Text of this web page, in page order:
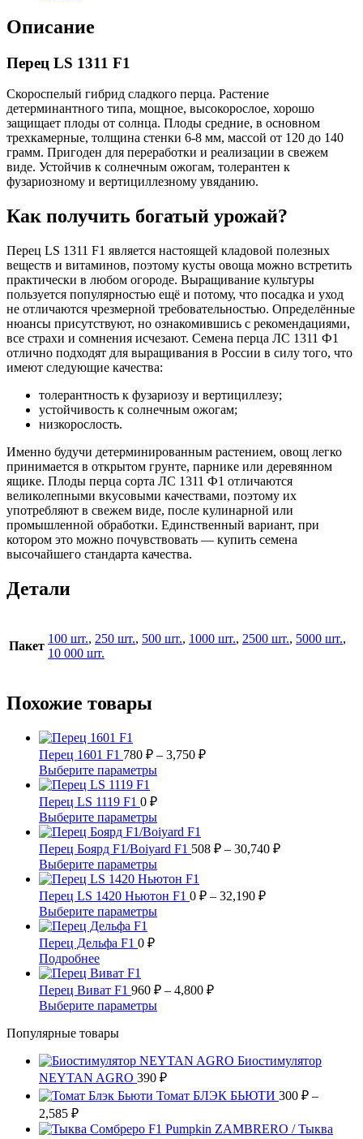
Описание
Перец LS 1311 F1
Скороспелый гибрид сладкого перца. Растение
детерминантного типа, мощное, высокорослое, хорошо
защищает плоды от солнца. Плоды средние, в основном
трехкамерные, толщина стенки 6-8 мм, массой от 120 до 140
грамм. Пригоден для переработки и реализации в свежем
виде. Устойчив к солнечным ожогам, толерантен к
фузариозному и вертициллезному увяданию.
Как получить богатый урожай?
Перец LS 1311 F1 является настоящей кладовой полезных
веществ и витаминов, поэтому кусты овоща можно встретить
практически в любом огороде. Выращивание культуры
пользуется популярностью ещё и потому, что посадка и уход
не отличаются чрезмерной требовательностью. Определённые
нюансы присутствуют, но ознакомившись с рекомендациями,
все страхи и сомнения исчезают. Семена перца ЛС 1311 Ф1
отлично подходят для выращивания в России в силу того, что
имеют следующие качества:
толерантность к фузариозу и вертициллезу;
устойчивость к солнечным ожогам;
низкорослость.
Именно будучи детерминированным растением, овощ легко
принимается в открытом грунте, парнике или деревянном
ящике. Плоды перца сорта ЛС 1311 Ф1 отличаются
великолепными вкусовыми качествами, поэтому их
употребляют в свежем виде, после кулинарной или
промышленной обработки. Единственный вариант, при
котором это можно почувствовать — купить семена
высочайшего стандарта качества.
Детали
Пакет
100 шт., 250 шт., 500 шт., 1000 шт., 2500 шт., 5000 шт.,
10 000 шт.
Похожие товары
Перец 1601 F1 780 ₽ – 3,750 ₽Диапазон
Выберите параметрыЭтот
имеет
несколько
вариаций.
Опции
можно
выбрать
на
странице
товара.
Перец LS 1119 F1 0 ₽
Выберите параметрыЭтот
товар
имеет
несколько
вариаций.
Опции
можно
выбрать
Перец Боярд F1/Boiyard F1 508 ₽ – 30,740 ₽Диапазон
Выберите параметрыЭтот
товар
имеет
несколько
вариаций.
странице
товара.
Перец LS 1420 Ньютон F1 0 ₽ – 32,190 ₽Диапазон
Выберите параметрыЭтот
Опции
можно
выбрать
товара.
Перец Дельфа F1 0 ₽
ПодробнееЭтот
товар
имеет
несколько
вариаций.
Опции
выбрать
на
странице
товара.
Перец Виват F1 960 ₽ – 4,800 ₽Диапазон
Выберите параметрыЭтот
вариаций.
Опции
можно
на
странице
Популярные товары
Биостимулятор
NEYTAN AGRO 390 ₽
Томат БЛЭК БЬЮТИ 300 ₽ –
2,585 ₽Диапазон
цен:
Pumpkin ZAMBRERO / Тыква